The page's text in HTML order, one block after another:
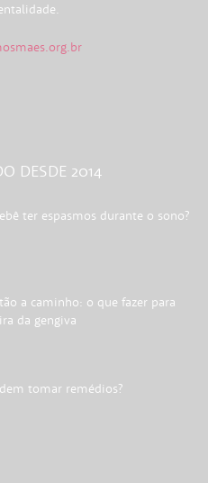
DESDE 2014
ter espasmos durante o sono?
a caminho: o que fazer para
da gengiva
tomar remédios?